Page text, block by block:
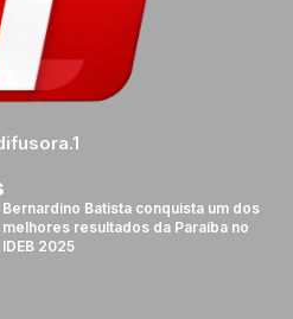
Bernardino Batista conquista um dos
melhores resultados da Paraíba no
IDEB 2025